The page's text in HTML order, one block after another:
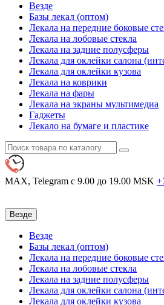
Везде
Базы лекал (оптом)
Лекала на передние боковые
Лекала на лобовые стекла
Лекала на задние полусферы
Лекала для оклейки салона
Лекала для оклейки кузова
Лекала на коврики
Лекала на фары
Лекала на экраны мультимедиа
Гаджеты
Лекало на бумаге и пластике
MAX, Telegram с 9.00 до 19.00 MSK
Везде
Везде
Базы лекал (оптом)
Лекала на передние боковые
Лекала на лобовые стекла
Лекала на задние полусферы
Лекала для оклейки салона
Лекала для оклейки кузова